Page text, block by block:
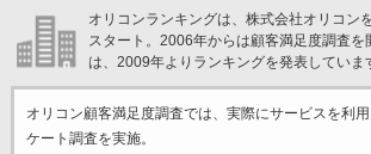
オリコンランキングは、株式会社オリコン
スタート。2006年からは顧客満足度調査を
は、2009年よりランキングを発表していま
オリコン顧客満足度調査では、実際にサービスを利
ケート調査を実施。